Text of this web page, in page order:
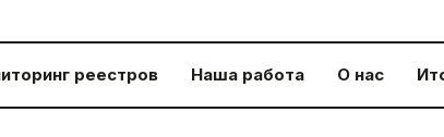
реестров Наша работа О нас